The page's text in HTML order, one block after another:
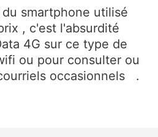
smartphone utilisé
, c'est l'absurdité
4G sur ce type de
ou pour consulter ou
occasionnels .